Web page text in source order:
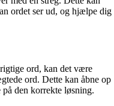
ordet ser ud, og hjælpe dig
ord, kan det være
ord. Dette kan åbne op
den korrekte løsning.